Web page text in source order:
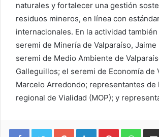
naturales y fortalecer una gestión
residuos mineros, en línea con
internacionales. En la actividad
seremi de Minería de Valparaíso, Jaime
seremi de Medio Ambiente de
Galleguillos; el seremi de Economía de
Marcelo Arredondo; representantes de
regional de Vialidad (MOP); y
Google+ LinkedIn Pinterest WhatsApp